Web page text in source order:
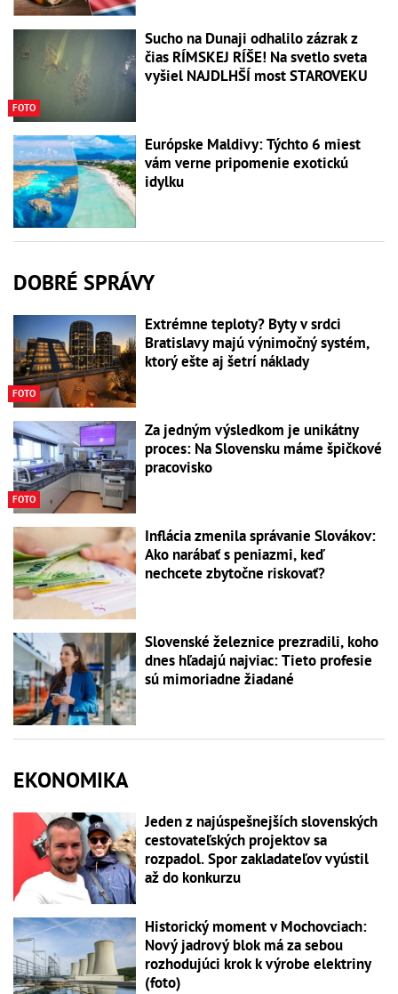
FOTO
Sucho na Dunaji odhalilo zázrak z
čias RÍMSKEJ RÍŠE! Na svetlo sveta
vyšiel NAJDLHŠÍ most STAROVEKU
Európske Maldivy: Týchto 6 miest
vám verne pripomenie exotickú
idylku
DOBRÉ SPRÁVY
FOTO
Extrémne teploty? Byty v srdci
Bratislavy majú výnimočný systém,
ktorý ešte aj šetrí náklady
FOTO
Za jedným výsledkom je unikátny
proces: Na Slovensku máme špičkové
pracovisko
Inflácia zmenila správanie Slovákov:
Ako narábať s peniazmi, keď
nechcete zbytočne riskovať?
Slovenské železnice prezradili, koho
dnes hľadajú najviac: Tieto profesie
sú mimoriadne žiadané
EKONOMIKA
Jeden z najúspešnejších slovenských
cestovateľských projektov sa
rozpadol. Spor zakladateľov vyústil
až do konkurzu
Historický moment v Mochovciach:
Nový jadrový blok má za sebou
rozhodujúci krok k výrobe elektriny
(foto)